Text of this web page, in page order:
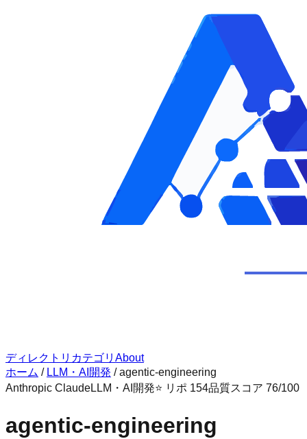
ディレクトリ カテゴリ About
ホーム / LLM・AI開発 /agentic-engineering
Anthropic ClaudeLLM・AI開発⭐ リポ 154品質スコア 76/100
agentic-engineering